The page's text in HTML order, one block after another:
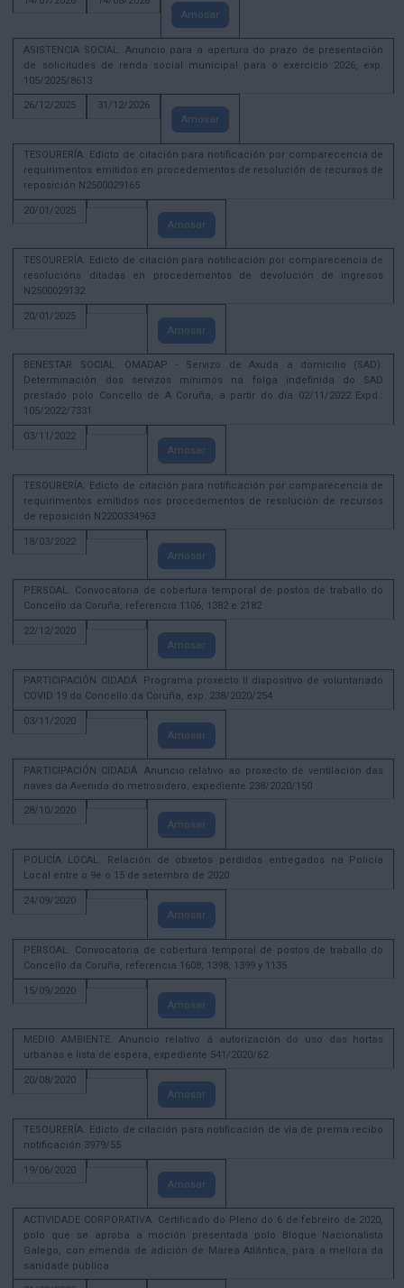
Amosar
ASISTENCIA SOCIAL. Anuncio para a apertura do prazo de presentación
de solicitudes de renda social municipal para o exercicio 2026, exp.
105/2025/8613
26/12/2025
31/12/2026
Amosar
TESOURERÍA. Edicto de citación para notificación por comparecencia de
requirimentos emitidos en procedementos de resolución de recursos de
reposición N2500029165
20/01/2025
Amosar
TESOURERÍA. Edicto de citación para notificación por comparecencia de
resolucións ditadas en procedementos de devolución de ingresos
N2500029132
20/01/2025
Amosar
BENESTAR SOCIAL. OMADAP - Servizo de Axuda a domicilio (SAD):
Determinación dos servizos mínimos na folga indefinida do SAD
prestado polo Concello de A Coruña, a partir do día 02/11/2022 Expd.:
105/2022/7331
03/11/2022
Amosar
TESOURERÍA. Edicto de citación para notificación por comparecencia de
requirimentos emitidos nos procedementos de resolución de recursos
de reposición N2200334963
18/03/2022
Amosar
PERSOAL. Convocatoria de cobertura temporal de postos de traballo do
Concello da Coruña, referencia 1106, 1382 e 2182
22/12/2020
Amosar
PARTICIPACIÓN CIDADÁ. Programa proxecto II dispositivo de voluntariado
COVID 19 do Concello da Coruña, exp. 238/2020/254
03/11/2020
Amosar
PARTICIPACIÓN CIDADÁ. Anuncio relativo ao proxecto de ventilación das
naves da Avenida do metrosidero, expediente 238/2020/150
28/10/2020
Amosar
POLICÍA LOCAL. Relación de obxetos perdidos entregados na Policía
Local entre o 9e o 15 de setembro de 2020
24/09/2020
Amosar
PERSOAL. Convocatoria de cobertura temporal de postos de traballo do
Concello da Coruña, referencia 1608, 1398, 1399 y 1135
15/09/2020
Amosar
MEDIO AMBIENTE. Anuncio relativo á autorización do uso das hortas
urbanas e lista de espera, expediente 541/2020/62
20/08/2020
Amosar
TESOURERÍA. Edicto de citación para notificación de vía de prema recibo
notificación 3979/55
19/06/2020
Amosar
ACTIVIDADE CORPORATIVA. Certificado do Pleno do 6 de febreiro de 2020,
polo que se aproba a moción presentada polo Bloque Nacionalista
Galego, con emenda de adición de Marea Atlántica, para a mellora da
sanidade pública.